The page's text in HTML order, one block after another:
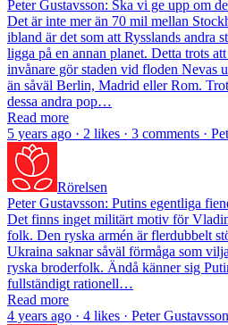
Peter Gustavsson: Ska vi ge upp om
Det är inte mer än 70 mil mellan
ibland är det som att Rysslands andra
ligga på en annan planet. Detta trots
invånare gör staden vid floden Nevas
än såväl Berlin, Madrid eller Rom.
dessa andra pop…
Read more
5 years ago · 2 likes · 3 comments ·
Rörelsen
Peter Gustavsson: Putins egentliga
Det finns inget militärt motiv för
folk. Den ryska armén är flerdubbelt
Ukraina saknar såväl förmåga som
ryska broderfolk. Ändå känner sig
fullständigt rationell…
Read more
4 years ago · 4 likes · Peter Gustavsson